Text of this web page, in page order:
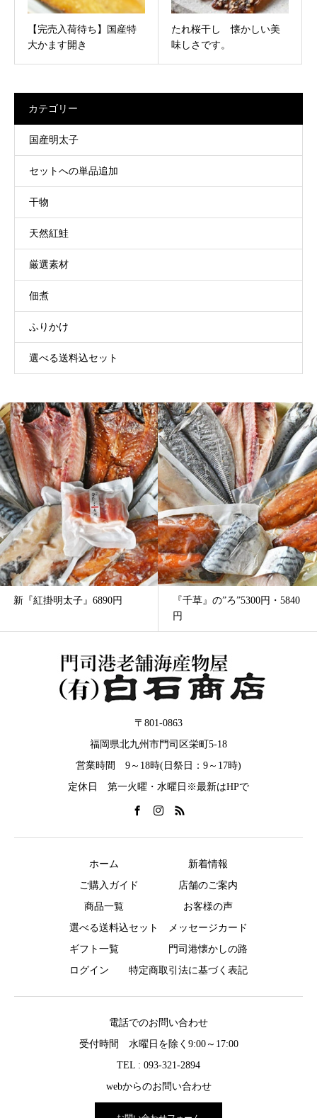
【完売入荷待ち】国産特
大かます開き
たれ桜干し 懐かしい美
味しさです。
カテゴリー
国産明太子
セットへの単品追加
干物
天然紅鮭
厳選素材
佃煮
ふりかけ
選べる送料込セット
新『紅掛明太子』6890円
『千草』の”ろ”5300円・5840
円
〒801-0863
福岡県北九州市門司区栄町5-18
営業時間 9～18時(日祭日：9～17時)
定休日 第一火曜・水曜日※最新はHPで
ホーム
新着情報
ご購入ガイド
店舗のご案内
商品一覧
お客様の声
選べる送料込セット
メッセージカード
ギフト一覧
門司港懐かしの路
ログイン
特定商取引法に基づく表記
電話でのお問い合わせ
受付時間 水曜日を除く9:00～17:00
TEL : 093-321-2894
webからのお問い合わせ